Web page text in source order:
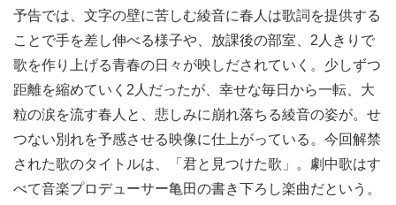
予告では、文字の壁に苦しむ綾音に春人は歌詞を提供する
ことで手を差し伸べる様子や、放課後の部室、2人きりで
歌を作り上げる青春の日々が映しだされていく。少しずつ
距離を縮めていく2人だったが、幸せな毎日から一転、大
粒の涙を流す春人と、悲しみに崩れ落ちる綾音の姿が。せ
つない別れを予感させる映像に仕上がっている。今回解禁
された歌のタイトルは、「君と見つけた歌」。劇中歌はす
べて音楽プロデューサー亀田の書き下ろし楽曲だという。